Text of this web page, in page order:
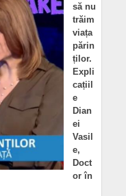
să nu
trăim
viața
părin
ților.
Expli
cațiil
e
Dian
ei
Vasil
e,
Doct
or în